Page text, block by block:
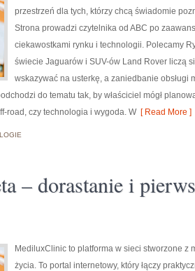
przestrzeń dla tych, którzy chcą świadomie
Strona prowadzi czytelnika od ABC po
ciekawostkami rynku i technologii. Polecamy
świecie Jaguarów i SUV-ów Land Rover liczą
wskazywać na usterkę, a zaniedbanie obsługi
do tematu tak, by właściciel mógł
road, czy technologia i wygoda. W [ Read More ]
– dorastanie i
MediluxClinic to platforma w sieci stworzone z
życia. To portal internetowy, który łączy